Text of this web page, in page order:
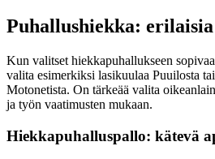
Puhallushiekka:
Kun valitset hiekkapuhallukseen
valita esimerkiksi lasikuulaa Puuilosta
Motonetista. On tärkeää valita
ja työn vaatimusten mukaan.
Hiekkapuhalluspallo: kätevä